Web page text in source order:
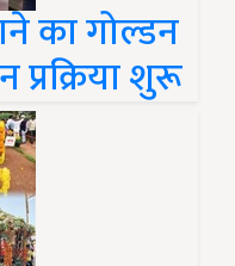
का गोल्डन
शुरू